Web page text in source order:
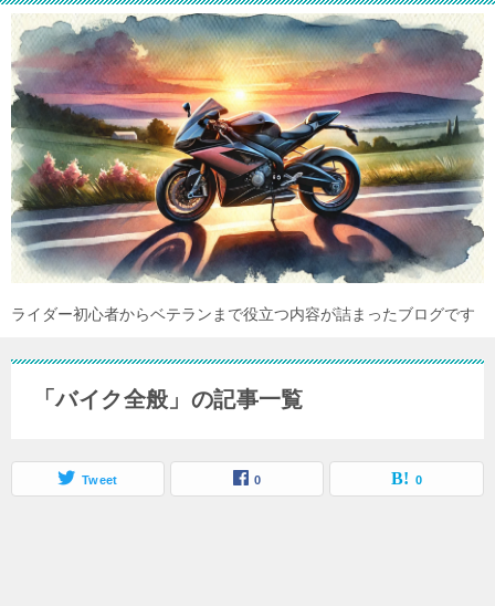
ライダー初心者からベテランまで役立つ内容が詰まったブログです
「バイク全般」の記事一覧
Tweet 0 0